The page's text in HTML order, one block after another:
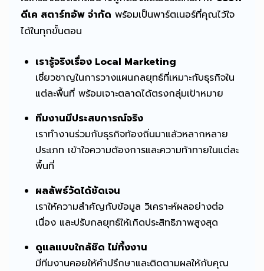
ดีเค สตาร์ทอัพ จำกัด พร้อมเป็นพาร์ตเนอร์ที่คุณไว้ใจ
ได้ในทุกขั้นตอน
เรารู้จริงเรื่อง Local Marketing
เชี่ยวชาญในการวางแผนกลยุทธ์ที่เหมาะกับธุรกิจใน
แต่ละพื้นที่ พร้อมเจาะตลาดได้ตรงกลุ่มเป้าหมาย
ทีมงานมีประสบการณ์จริง
เราทำงานร่วมกับธุรกิจท้องถิ่นมาแล้วหลากหลาย
ประเภท เข้าใจความต้องการและความท้าทายในแต่ละ
พื้นที่
ผลลัพธ์วัดได้ชัดเจน
เราให้ความสำคัญกับข้อมูล วิเคราะห์ผลอย่างต่อ
เนื่อง และปรับกลยุทธ์ให้เกิดประสิทธิภาพสูงสุด
ดูแลแบบใกล้ชิด ไม่ทิ้งงาน
มีทีมงานคอยให้คำปรึกษาและติดตามผลให้กับคุณ